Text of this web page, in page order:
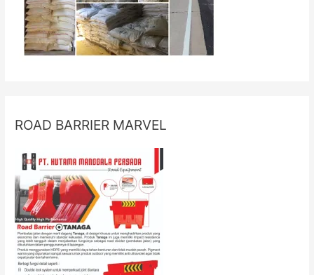
ROAD BARRIER MARVEL